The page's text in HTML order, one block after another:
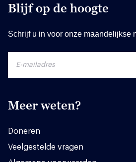
Blijf op de hoogte
Schrijf u in voor onze maandelijkse
Meer weten?
Doneren
Veelgestelde vragen